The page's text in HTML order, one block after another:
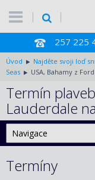
257 225
Úvod Najděte svoji loď
Seas
USA, Bahamy z
Termín
Lauderdale
Termíny